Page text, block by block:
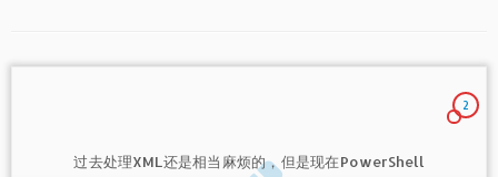
2
过去处理XML还是相当麻烦的，但是现在PowerShell